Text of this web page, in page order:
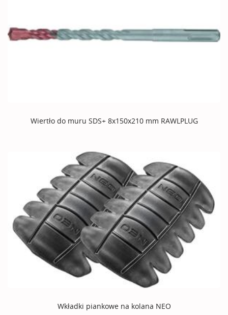
Wiertło do muru SDS+ 8x150x210 mm RAWLPLUG
Wkładki piankowe na kolana NEO